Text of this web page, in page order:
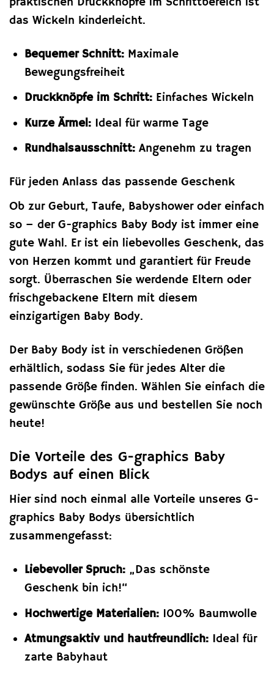
das Wickeln kinderleicht.
Bequemer Schnitt:Maximale
Bewegungsfreiheit
Druckknöpfe im Schritt:Einfaches Wickeln
Kurze Ärmel:Ideal für warme Tage
Rundhalsausschnitt:Angenehm zu tragen
Für jeden Anlass das passende Geschenk
Ob zur Geburt, Taufe, Babyshower oder einfach
so – der G-graphics Baby Body ist immer eine
gute Wahl. Er ist ein liebevolles Geschenk, das
von Herzen kommt und garantiert für Freude
sorgt. Überraschen Sie werdende Eltern oder
frischgebackene Eltern mit diesem
einzigartigen Baby Body.
Der Baby Body ist in verschiedenen Größen
erhältlich, sodass Sie für jedes Alter die
passende Größe finden. Wählen Sie einfach die
gewünschte Größe aus und bestellen Sie noch
heute!
Die Vorteile des G-graphics Baby
Bodys auf einen Blick
Hier sind noch einmal alle Vorteile unseres G-
graphics Baby Bodys übersichtlich
zusammengefasst:
Liebevoller Spruch:„Das schönste
Geschenk bin ich!“
Hochwertige Materialien:100% Baumwolle
Atmungsaktiv und hautfreundlich:Ideal für
zarte Babyhaut